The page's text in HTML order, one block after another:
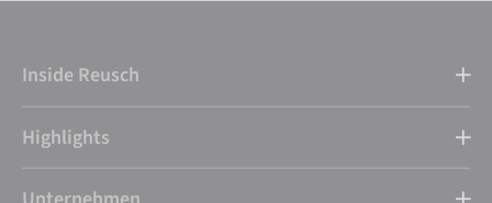
Inside Reusch
Highlights